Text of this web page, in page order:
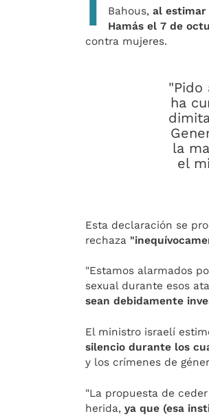
Bahous,al estimar
Hamás el 7 de
contra mujeres.
"Pido
ha
la
el
Esta declaración se
rechaza
"Estamos alarmados
sexual durante esos
sean debidamente
El ministro israelí
silencio durante los
y los crímenes de
"La propuesta de
herida, ya que (esa